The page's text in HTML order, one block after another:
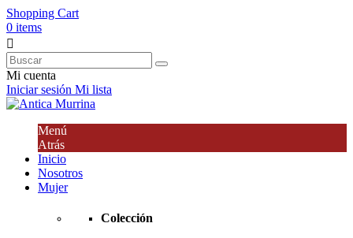
Shopping Cart
0 items

Mi cuenta
Iniciar sesión Mi lista
Menú
Atrás
Inicio
Nosotros
Mujer
Colección